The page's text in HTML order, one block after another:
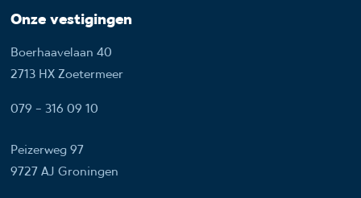
Onze vestigingen
Boerhaavelaan 40
2713 HX Zoetermeer
079 - 316 09 10
Peizerweg 97
9727 AJ Groningen